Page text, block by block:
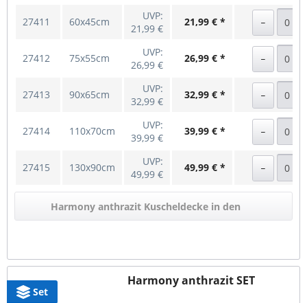
27411 60x45cm
UVP:
21,99 €
21,99 € *
27412 75x55cm
UVP:
26,99 €
26,99 € *
27413 90x65cm
UVP:
32,99 €
32,99 € *
27414 110x70cm
UVP:
39,99 €
39,99 € *
27415 130x90cm
UVP:
49,99 €
49,99 € *
Harmony anthrazit Kuscheldecke in den
Set
Harmony anthrazit SET